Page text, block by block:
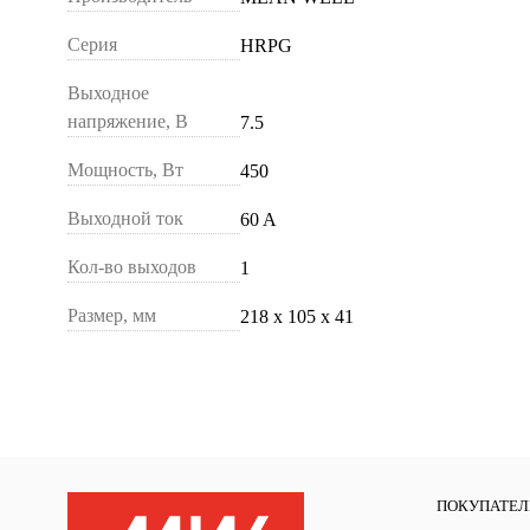
Серия HRPG
Выходное
напряжение, В
7.5
Мощность, Вт 450
Выходной ток 60 A
Кол-во выходов 1
Размер, мм 218 х 105 х 41